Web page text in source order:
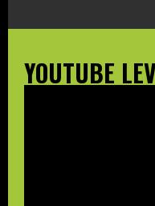
YOUTUBE